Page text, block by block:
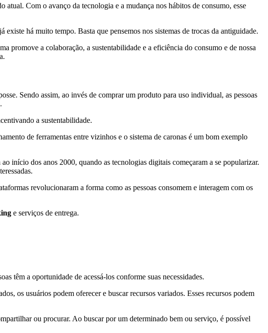
Com o avanço da tecnologia e a mudança nos hábitos de consumo, esse
há muito tempo. Basta que pensemos nos sistemas de trocas da antiguidade.
promove a colaboração, a sustentabilidade e a eficiência do consumo e de nossa
Sendo assim, ao invés de comprar um produto para uso individual, as pessoas
a sustentabilidade.
de ferramentas entre vizinhos e o sistema de caronas é um bom exemplo
início dos anos 2000, quando as tecnologias digitais começaram a se popularizar.
revolucionaram a forma como as pessoas consomem e interagem com os
e serviços de entrega.
têm a oportunidade de acessá-los conforme suas necessidades.
os usuários podem oferecer e buscar recursos variados. Esses recursos podem
ou procurar. Ao buscar por um determinado bem ou serviço, é possível